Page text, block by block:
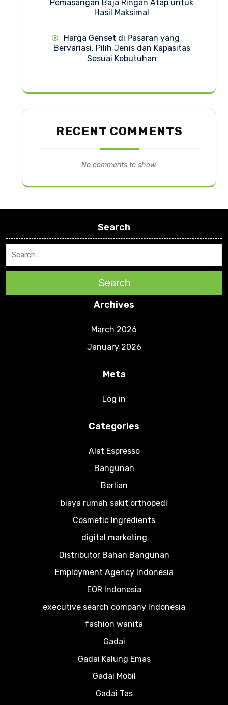
Pemasangan Baja Ringan Atap untuk
Hasil Maksimal
Harga Genset di Pasaran yang
Bervariasi, Pilih Jenis dan Kapasitas
Sesuai Kebutuhan
RECENT COMMENTS
No comments to show.
Search
Search
Archives
March 2026
January 2026
Meta
Log in
Categories
Alat Espresso
Bangunan
Berlian
biaya rumah sakit orthopedi
Cosmetic Ingredients
digital marketing
Distributor Bahan Bangunan
Employment Agency Indonesia
EOR Indonesia
executive search company Indonesia
fashion wanita
Gadai
Gadai Kalung Emas
Gadai Mobil
Gadai Tas